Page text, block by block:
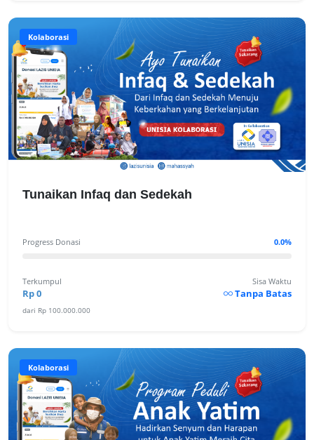
Kolaborasi
Tunaikan Infaq dan Sedekah
Progress Donasi 0.0%
Terkumpul
Rp 0
dari Rp 100.000.000
Sisa Waktu
Tanpa Batas
Kolaborasi